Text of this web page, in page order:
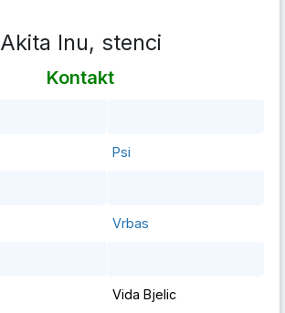
Akita Inu, stenci
Kontakt
Psi
Vrbas
Vida Bjelic